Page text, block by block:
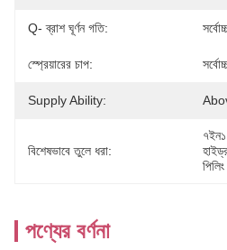
Q- ব্রাশ ঘূর্ণন গতি:
স্প্রেয়ারের চাপ:
Supply Ability:
বিশেষভাবে তুলে ধরা:
৭ইন১
পণ্যের বর্ণনা